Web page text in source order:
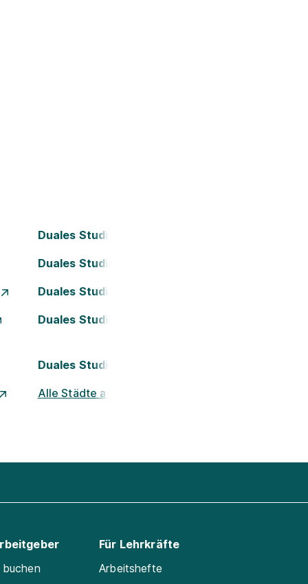
Duales Studium Bielefeld
Duales Studium Darmstadt
Duales Studium Essen
Duales Studium Köln
Duales Studium Nürnberg
Alle Städte ansehen
Für Lehrkräfte
Arbeitshefte